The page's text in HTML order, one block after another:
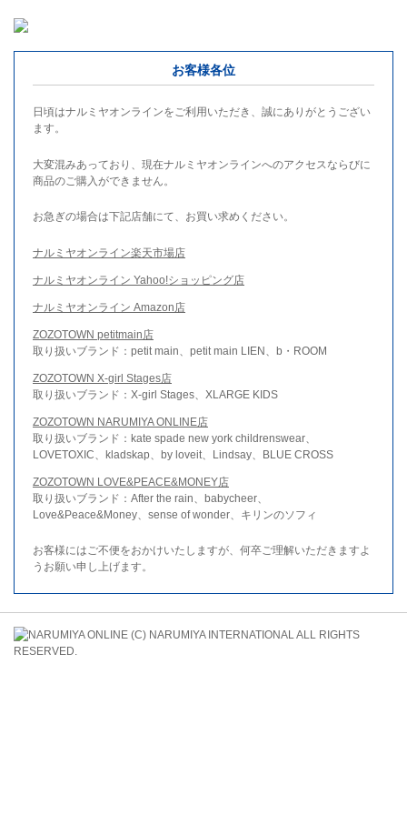
お客様各位
日頃はナルミヤオンラインをご利用いただき、誠にありがとうござい
ます。
大変混みあっており、現在ナルミヤオンラインへのアクセスならびに
商品のご購入ができません。
お急ぎの場合は下記店舗にて、お買い求めください。
ナルミヤオンライン楽天市場店
ナルミヤオンライン Yahoo!ショッピング店
ナルミヤオンライン Amazon店
ZOZOTOWN petitmain店
取り扱いブランド：petit main、petit main LIEN、b・ROOM
ZOZOTOWN X-girl Stages店
取り扱いブランド：X-girl Stages、XLARGE KIDS
ZOZOTOWN NARUMIYA ONLINE店
取り扱いブランド：kate spade new york childrenswear、
LOVETOXIC、kladskap、by loveit、Lindsay、BLUE CROSS
ZOZOTOWN LOVE&PEACE&MONEY店
取り扱いブランド：After the rain、babycheer、
Love&Peace&Money、sense of wonder、キリンのソフィ
お客様にはご不便をおかけいたしますが、何卒ご理解いただきますよ
うお願い申し上げます。